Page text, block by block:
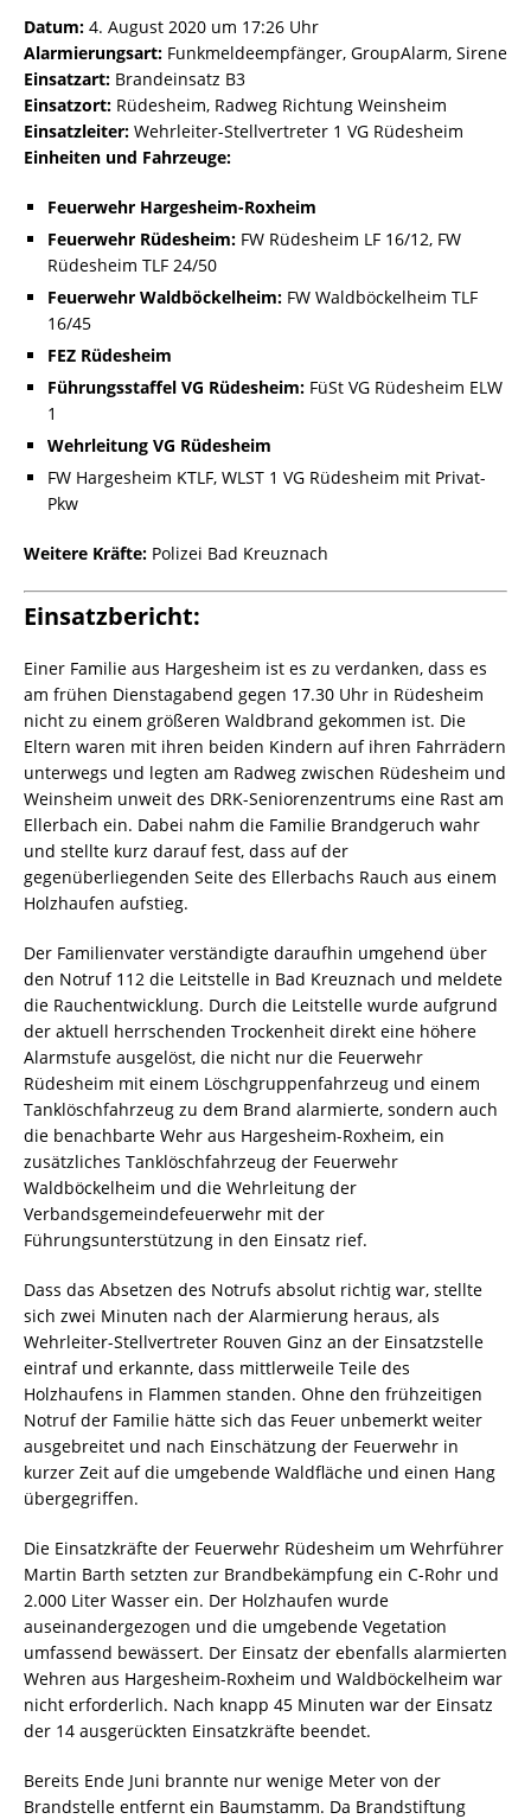
Datum: 4. August 2020 um 17:26 Uhr
Alarmierungsart: Funkmeldeempfänger, GroupAlarm, Sirene
Einsatzart: Brandeinsatz B3
Einsatzort: Rüdesheim, Radweg Richtung Weinsheim
Einsatzleiter: Wehrleiter-Stellvertreter 1 VG Rüdesheim
Einheiten und Fahrzeuge:
Feuerwehr Hargesheim-Roxheim
Feuerwehr Rüdesheim: FW Rüdesheim LF 16/12, FW
Rüdesheim TLF 24/50
Feuerwehr Waldböckelheim: FW Waldböckelheim TLF
16/45
FEZ Rüdesheim
Führungsstaffel VG Rüdesheim: FüSt VG Rüdesheim ELW
1
Wehrleitung VG Rüdesheim
FW Hargesheim KTLF, WLST 1 VG Rüdesheim mit Privat-
Pkw
Weitere Kräfte: Polizei Bad Kreuznach
Einsatzbericht:
Einer Familie aus Hargesheim ist es zu verdanken, dass es
am frühen Dienstagabend gegen 17.30 Uhr in Rüdesheim
nicht zu einem größeren Waldbrand gekommen ist. Die
Eltern waren mit ihren beiden Kindern auf ihren Fahrrädern
unterwegs und legten am Radweg zwischen Rüdesheim und
Weinsheim unweit des DRK-Seniorenzentrums eine Rast am
Ellerbach ein. Dabei nahm die Familie Brandgeruch wahr
und stellte kurz darauf fest, dass auf der
gegenüberliegenden Seite des Ellerbachs Rauch aus einem
Holzhaufen aufstieg.
Der Familienvater verständigte daraufhin umgehend über
den Notruf 112 die Leitstelle in Bad Kreuznach und meldete
die Rauchentwicklung. Durch die Leitstelle wurde aufgrund
der aktuell herrschenden Trockenheit direkt eine höhere
Alarmstufe ausgelöst, die nicht nur die Feuerwehr
Rüdesheim mit einem Löschgruppenfahrzeug und einem
Tanklöschfahrzeug zu dem Brand alarmierte, sondern auch
die benachbarte Wehr aus Hargesheim-Roxheim, ein
zusätzliches Tanklöschfahrzeug der Feuerwehr
Waldböckelheim und die Wehrleitung der
Verbandsgemeindefeuerwehr mit der
Führungsunterstützung in den Einsatz rief.
Dass das Absetzen des Notrufs absolut richtig war, stellte
sich zwei Minuten nach der Alarmierung heraus, als
Wehrleiter-Stellvertreter Rouven Ginz an der Einsatzstelle
eintraf und erkannte, dass mittlerweile Teile des
Holzhaufens in Flammen standen. Ohne den frühzeitigen
Notruf der Familie hätte sich das Feuer unbemerkt weiter
ausgebreitet und nach Einschätzung der Feuerwehr in
kurzer Zeit auf die umgebende Waldfläche und einen Hang
übergegriffen.
Die Einsatzkräfte der Feuerwehr Rüdesheim um Wehrführer
Martin Barth setzten zur Brandbekämpfung ein C-Rohr und
2.000 Liter Wasser ein. Der Holzhaufen wurde
auseinandergezogen und die umgebende Vegetation
umfassend bewässert. Der Einsatz der ebenfalls alarmierten
Wehren aus Hargesheim-Roxheim und Waldböckelheim war
nicht erforderlich. Nach knapp 45 Minuten war der Einsatz
der 14 ausgerückten Einsatzkräfte beendet.
Bereits Ende Juni brannte nur wenige Meter von der
Brandstelle entfernt ein Baumstamm. Da Brandstiftung